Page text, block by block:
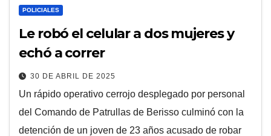
POLICIALES
Le robó el celular a dos mujeres y
echó a correr
30 DE ABRIL DE 2025
Un rápido operativo cerrojo desplegado por personal
del Comando de Patrullas de Berisso culminó con la
detención de un joven de 23 años acusado de robar